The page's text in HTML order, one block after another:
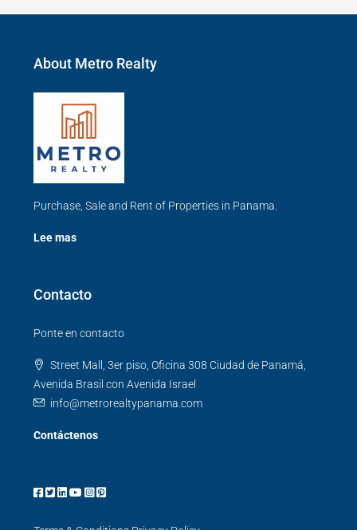
About Metro Realty
Purchase, Sale and Rent of Properties in Panama.
Lee mas
Contacto
Ponte en contacto
Street Mall, 3er piso, Oficina 308 Ciudad de Panamá,
Avenida Brasil con Avenida Israel
info@metrorealtypanama.com
Contáctenos